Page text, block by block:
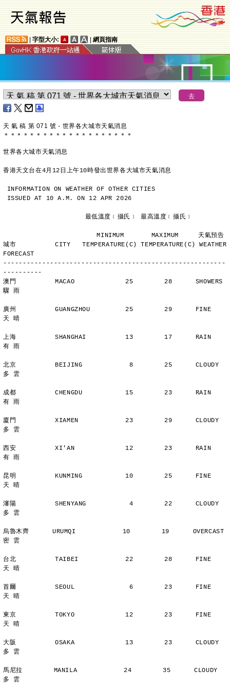
字型大小: 網頁指南
天 氣 稿 第 071 號 - 世界各大城市天氣消息
＊ ＊ ＊ ＊ ＊ ＊ ＊ ＊ ＊ ＊ ＊ ＊ ＊ ＊ ＊ ＊ ＊ ＊ ＊ ＊
世界各大城市天氣消息
香港天文台在4月12日上午10時發出世界各大城市天氣消息
INFORMATION ON WEATHER OF OTHER CITIES
ISSUED AT 10 A.M. ON 12 APR 2026
                     最低溫度﹝攝氏﹞ 最高溫度﹝攝氏﹞
                        MINIMUM       MAXIMUM     天氣預告
城市          CITY   TEMPERATURE(C) TEMPERATURE(C) WEATHER
FORECAST
---------------------------------------------------------
----------
澳門          MACAO             25        28      SHOWERS
驟 雨
廣州          GUANGZHOU         25        29      FINE
天 晴
上海          SHANGHAI          13        17      RAIN
有 雨
北京          BEIJING            8        25      CLOUDY
多 雲
成都          CHENGDU           15        23      RAIN
有 雨
廈門          XIAMEN            23        29      CLOUDY
多 雲
西安          XI'AN             12        23      RAIN
有 雨
昆明          KUNMING           10        25      FINE
天 晴
瀋陽          SHENYANG           4        22      CLOUDY
多 雲
烏魯木齊      URUMQI            10        19      OVERCAST
密 雲
台北          TAIBEI            22        28      FINE
天 晴
首爾          SEOUL              6        23      FINE
天 晴
東京          TOKYO             12        23      FINE
天 晴
大阪          OSAKA             13        23      CLOUDY
多 雲
馬尼拉        MANILA            24        35      CLOUDY
多 雲